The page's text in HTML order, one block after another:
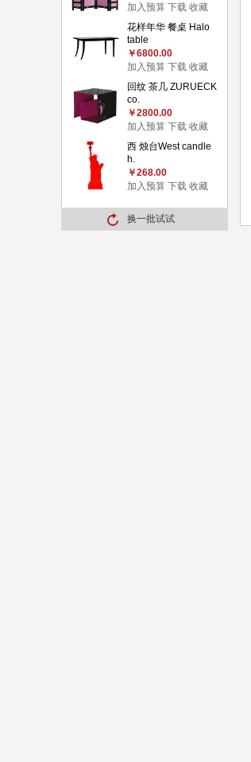
加入预算 下载 收藏
花样年华 餐桌 Halo
table
￥6800.00
加入预算 下载 收藏
回纹 茶几 ZURUECK
co.
￥2800.00
加入预算 下载 收藏
西 烛台West candle
h.
￥268.00
加入预算 下载 收藏
换一批试试